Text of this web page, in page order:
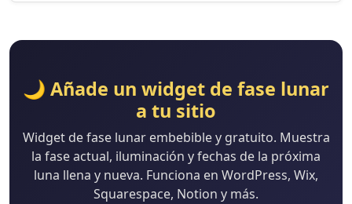
🌙 Añade un widget de fase lunar
a tu sitio
Widget de fase lunar embebible y gratuito. Muestra
la fase actual, iluminación y fechas de la próxima
luna llena y nueva. Funciona en WordPress, Wix,
Squarespace, Notion y más.